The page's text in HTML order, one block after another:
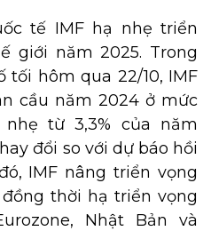
tế IMF hạ nhẹ triển
giới năm 2025. Trong
tối hôm qua 22/10, IMF
cầu năm 2024 ở mức
nhẹ từ 3,3% của năm
đổi so với dự báo hồi
IMF nâng triển vọng
thời hạ triển vọng
Nhật Bản và